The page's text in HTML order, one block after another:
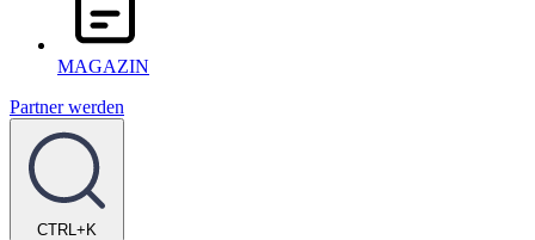
MAGAZIN
Partner werden
CTRL+K